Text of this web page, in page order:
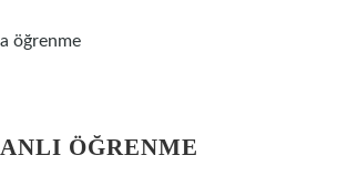
öğrenme
ÖĞRENME